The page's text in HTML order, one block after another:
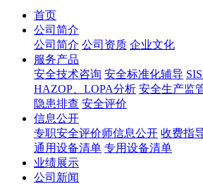
首页
公司简介
公司简介 公司资质 企业文化
服务产品
安全技术咨询 安全标准化辅导
HAZOP、LOPA分析 安全生产监
隐患排查 安全评价
信息公开
专职安全评价师信息公开 收费指
通用设备清单 专用设备清单
业绩展示
公司新闻